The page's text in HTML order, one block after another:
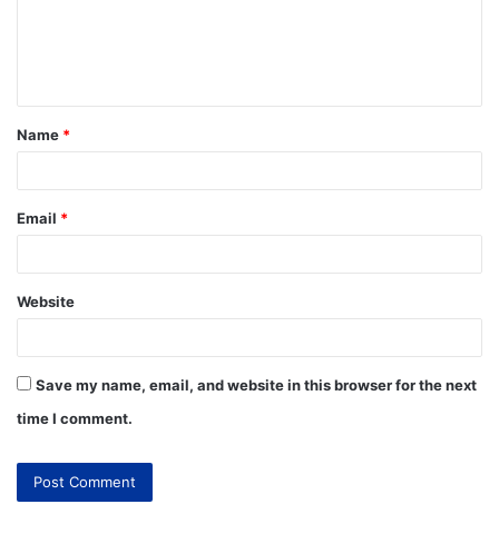
Name *
Email *
Website
Save my name, email, and website in this browser for the next
time I comment.